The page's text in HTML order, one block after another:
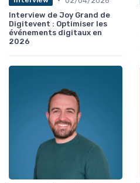
Interview de Joy Grand de
Digitevent : Optimiser les
événements digitaux en
2026